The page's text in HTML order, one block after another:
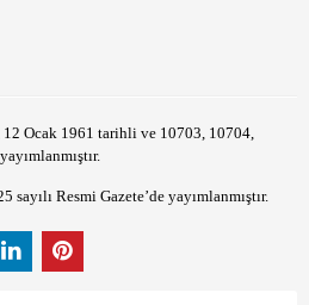
Ocak 1961 tarihli ve 10703, 10704,
Resmi Gazete’de yayımlanmıştır.